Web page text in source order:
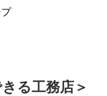
る工務店＞